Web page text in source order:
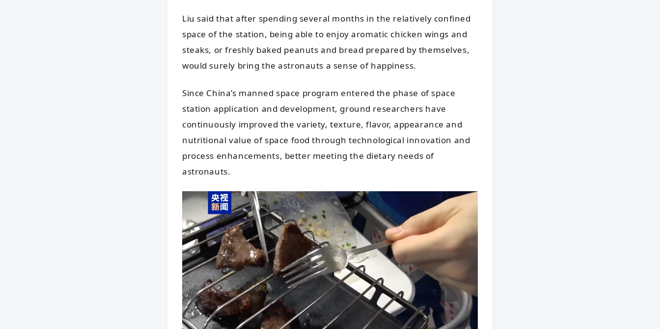
Liu said that after spending several months in the relatively confined
space of the station, being able to enjoy aromatic chicken wings and
steaks, or freshly baked peanuts and bread prepared by themselves,
would surely bring the astronauts a sense of happiness.
Since China’s manned space program entered the phase of space
station application and development, ground researchers have
continuously improved the variety, texture, flavor, appearance and
nutritional value of space food through technological innovation and
process enhancements, better meeting the dietary needs of
astronauts.